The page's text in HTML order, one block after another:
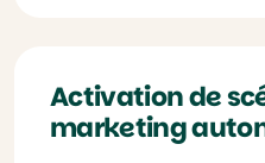
Activation de
marketing